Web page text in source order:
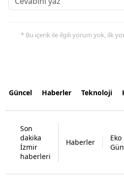
* Bu içerik ile ilgili yorum yok, ilk
Güncel Haberler Teknoloji
Son
dakika
İzmir
haberleri
Haberler
Eko